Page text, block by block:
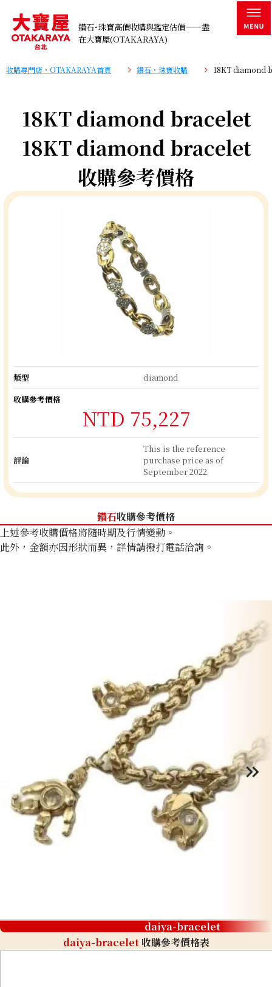
鑽石･珠寶高價收購與鑑定估價——盡
在大寶屋(OTAKARAYA)
收購專門店・OTAKARAYA首頁 鑽石・珠寶收購 18KT diamond
18KT diamond bracelet
18KT diamond bracelet
收購參考價格
類型
diamond
收購參考價格
NTD 75,227
評論
This is the reference
purchase price as of
September 2022.
鑽石收購參考價格
上述參考收購價格將隨時期及行情變動。
此外，金額亦因形狀而異，詳情請撥打電話洽詢。
daiya-bracelet
daiya-bracelet收購參考價格表